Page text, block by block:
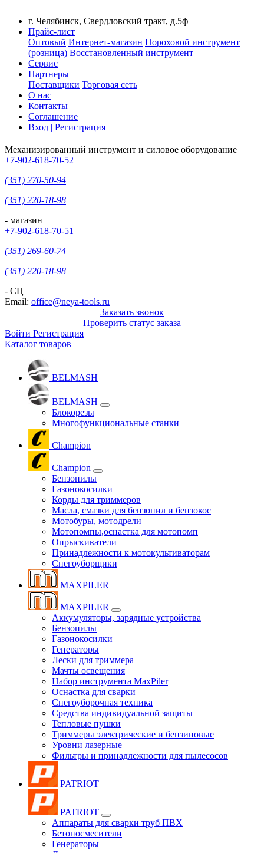
г. Челябинск, Свердловский тракт, д.5ф
Прайс-лист
Оптовый Интернет-магазин Пороховой инструмент
(розница) Восстановленный инструмент
Сервис
Партнеры
Поставщики Торговая сеть
О нас
Контакты
Соглашение
Вход | Регистрация
Механизированный инструмент и силовое оборудование
+7-902-618-70-52
(351) 270-50-94
(351) 220-18-98
- магазин
+7-902-618-70-51
(351) 269-60-74
(351) 220-18-98
- СЦ
Email: office@neya-tools.ru
Заказать звонок
Проверить статус заказа
Войти Регистрация
Каталог товаров
BELMASH
BELMASH
Блокорезы
Многофункциональные станки
Champion
Champion
Бензопилы
Газонокосилки
Корды для триммеров
Масла, смазки для бензопил и бензокос
Мотобуры, мотодрели
Мотопомпы,оснастка для мотопомп
Опрыскиватели
Принадлежности к мотокультиваторам
Снегоуборщики
MAXPILER
MAXPILER
Аккумуляторы, зарядные устройства
Бензопилы
Газонокосилки
Генераторы
Лески для триммера
Мачты освещения
Набор инструмента MaxPiler
Оснастка для сварки
Снегоуборочная техника
Средства индивидуальной защиты
Тепловые пушки
Триммеры электрические и бензиновые
Уровни лазерные
Фильтры и принадлежности для пылесосов
PATRIOT
PATRIOT
Аппараты для сварки труб ПВХ
Бетоносмесители
Генераторы